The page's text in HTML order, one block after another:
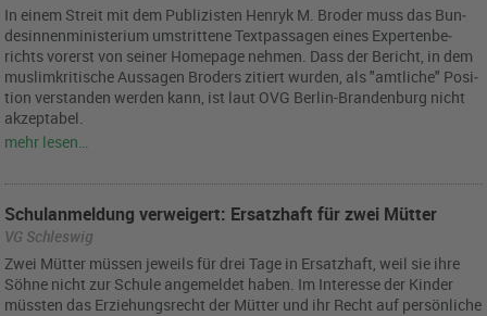
In einem Streit mit dem Pu­bli­zis­ten Hen­ryk M. Bro­der muss das Bun­
des­in­nen­mi­nis­te­ri­um um­strit­te­ne Text­pas­sa­gen eines Ex­per­ten­be­
richts vor­erst von sei­ner Home­page neh­men. Dass der Be­richt, in dem
mus­lim­kri­ti­sche Aus­sa­gen Bro­ders zi­tiert wur­den, als "amt­li­che" Po­si­
ti­on ver­stan­den wer­den kann, ist laut OVG Ber­lin-Bran­den­burg nicht
ak­zep­ta­bel.
mehr lesen…
Schulanmeldung verweigert: Ersatzhaft für zwei Mütter
VG Schleswig
Zwei Müt­ter müs­sen je­weils für drei Tage in Er­satz­haft, weil sie ihre
Söhne nicht zur Schu­le an­ge­mel­det haben. Im In­ter­es­se der Kin­der
müss­ten das Er­zie­hungs­recht der Müt­ter und ihr Recht auf per­sön­li­che